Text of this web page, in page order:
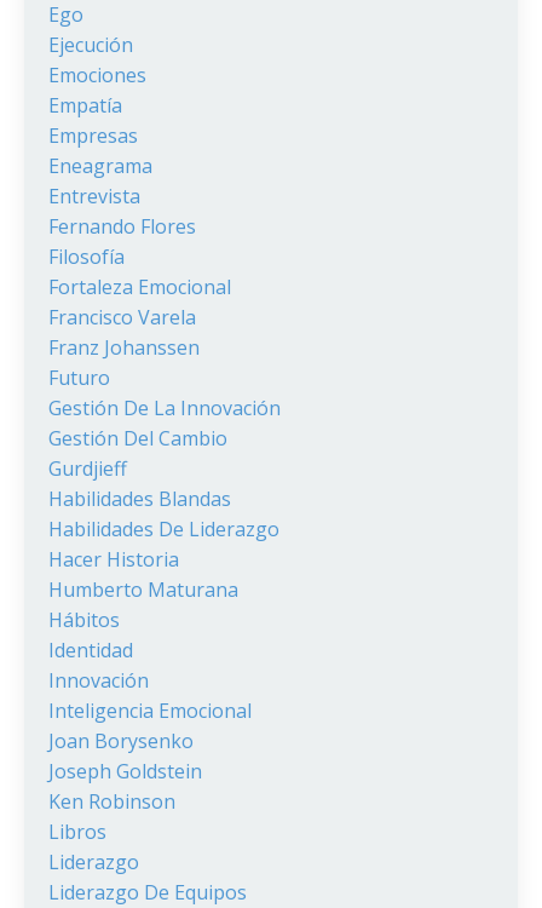
Ego
Ejecución
Emociones
Empatía
Empresas
Eneagrama
Entrevista
Fernando Flores
Filosofía
Fortaleza Emocional
Francisco Varela
Franz Johanssen
Futuro
Gestión De La Innovación
Gestión Del Cambio
Gurdjieff
Habilidades Blandas
Habilidades De Liderazgo
Hacer Historia
Humberto Maturana
Hábitos
Identidad
Innovación
Inteligencia Emocional
Joan Borysenko
Joseph Goldstein
Ken Robinson
Libros
Liderazgo
Liderazgo De Equipos